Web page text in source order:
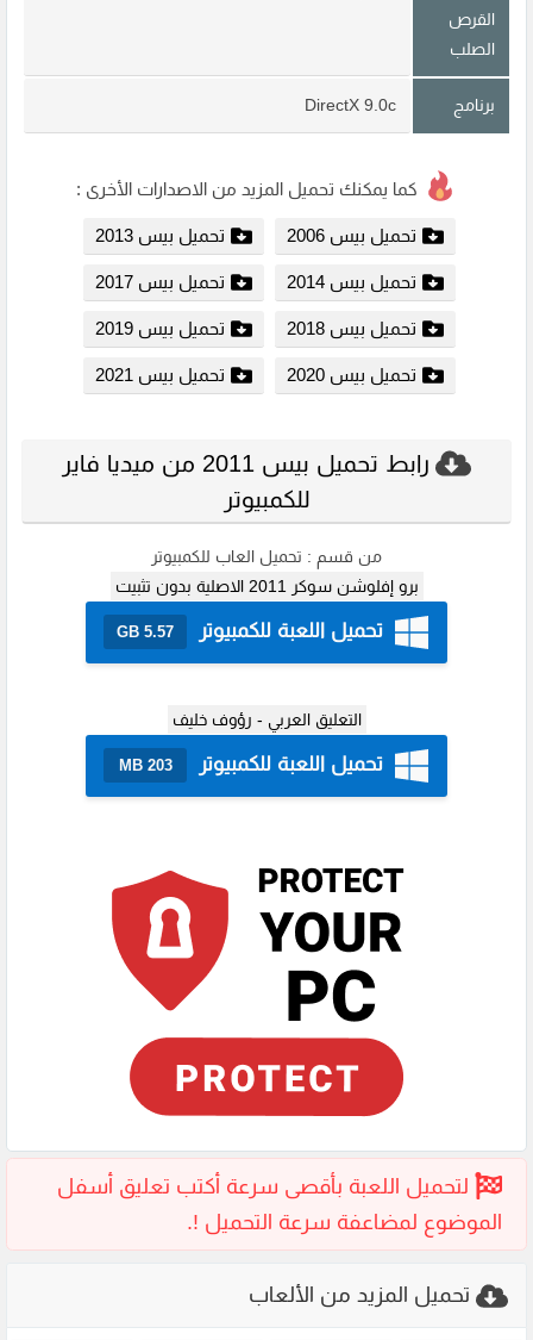
القرص
الصلب
برنامج DirectX 9.0c
كما يمكنك تحميل المزيد من الاصدارات الأخرى :
تحميل بيس 2006 تحميل بيس 2013
تحميل بيس 2014 تحميل بيس 2017
تحميل بيس 2018 تحميل بيس 2019
تحميل بيس 2020 تحميل بيس 2021
رابط تحميل بيس 2011 من ميديا فاير
للكمبيوتر
من قسم : تحميل العاب للكمبيوتر
برو إفلوشن سوكر 2011 الاصلية بدون تثبيت
تحميل اللعبة للكمبيوتر 5.57 GB
التعليق العربي - رؤوف خليف
تحميل اللعبة للكمبيوتر 203 MB
تحميل المزيد من الألعاب